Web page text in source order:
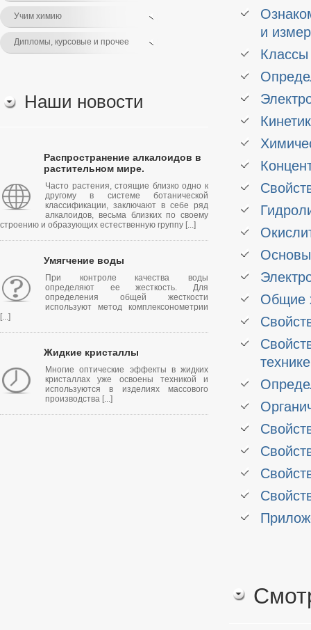
Учим химию
Дипломы, курсовые и прочее
Наши новости
Распространение алкалоидов в
растительном мире.
Часто растения, стоящие близко одно к
другому в системе ботанической
классификации, заключают в себе ряд
алкалоидов, весьма близких по своему
строению и образующих естественную группу [...]
Умягчение воды
При контроле качества воды
определяют ее жесткость. Для
определения общей жесткости
используют метод комплексонометрии
[...]
Жидкие кристаллы
Многие оптические эффекты в жидких
кристаллах уже освоены техникой и
используются в изделиях массового
производства [...]
и
Классы
Общие